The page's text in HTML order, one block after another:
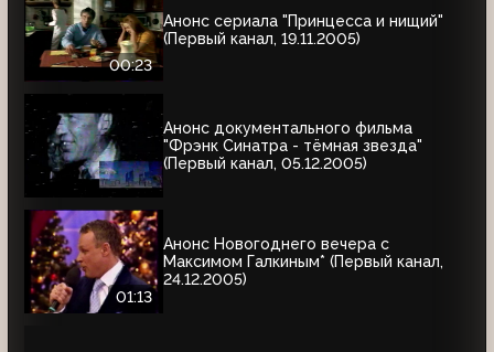
00:23
Анонс сериала "Принцесса и нищий"
(Первый канал, 19.11.2005)
Анонс документального фильма
"Фрэнк Синатра - тёмная звезда"
(Первый канал, 05.12.2005)
01:13
Анонс Новогоднего вечера с
Максимом Галкиным* (Первый канал,
24.12.2005)